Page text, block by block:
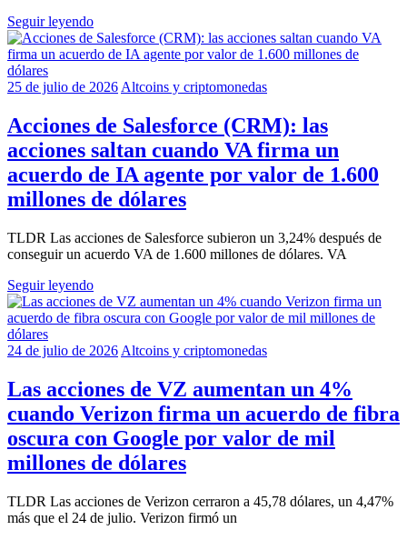
Seguir leyendo
25 de julio de 2026 Altcoins y criptomonedas
Acciones de Salesforce (CRM): las
acciones saltan cuando VA firma un
acuerdo de IA agente por valor de 1.600
millones de dólares
TLDR Las acciones de Salesforce subieron un 3,24% después de
conseguir un acuerdo VA de 1.600 millones de dólares. VA
Seguir leyendo
24 de julio de 2026 Altcoins y criptomonedas
Las acciones de VZ aumentan un 4%
cuando Verizon firma un acuerdo de fibra
oscura con Google por valor de mil
millones de dólares
TLDR Las acciones de Verizon cerraron a 45,78 dólares, un 4,47%
más que el 24 de julio. Verizon firmó un